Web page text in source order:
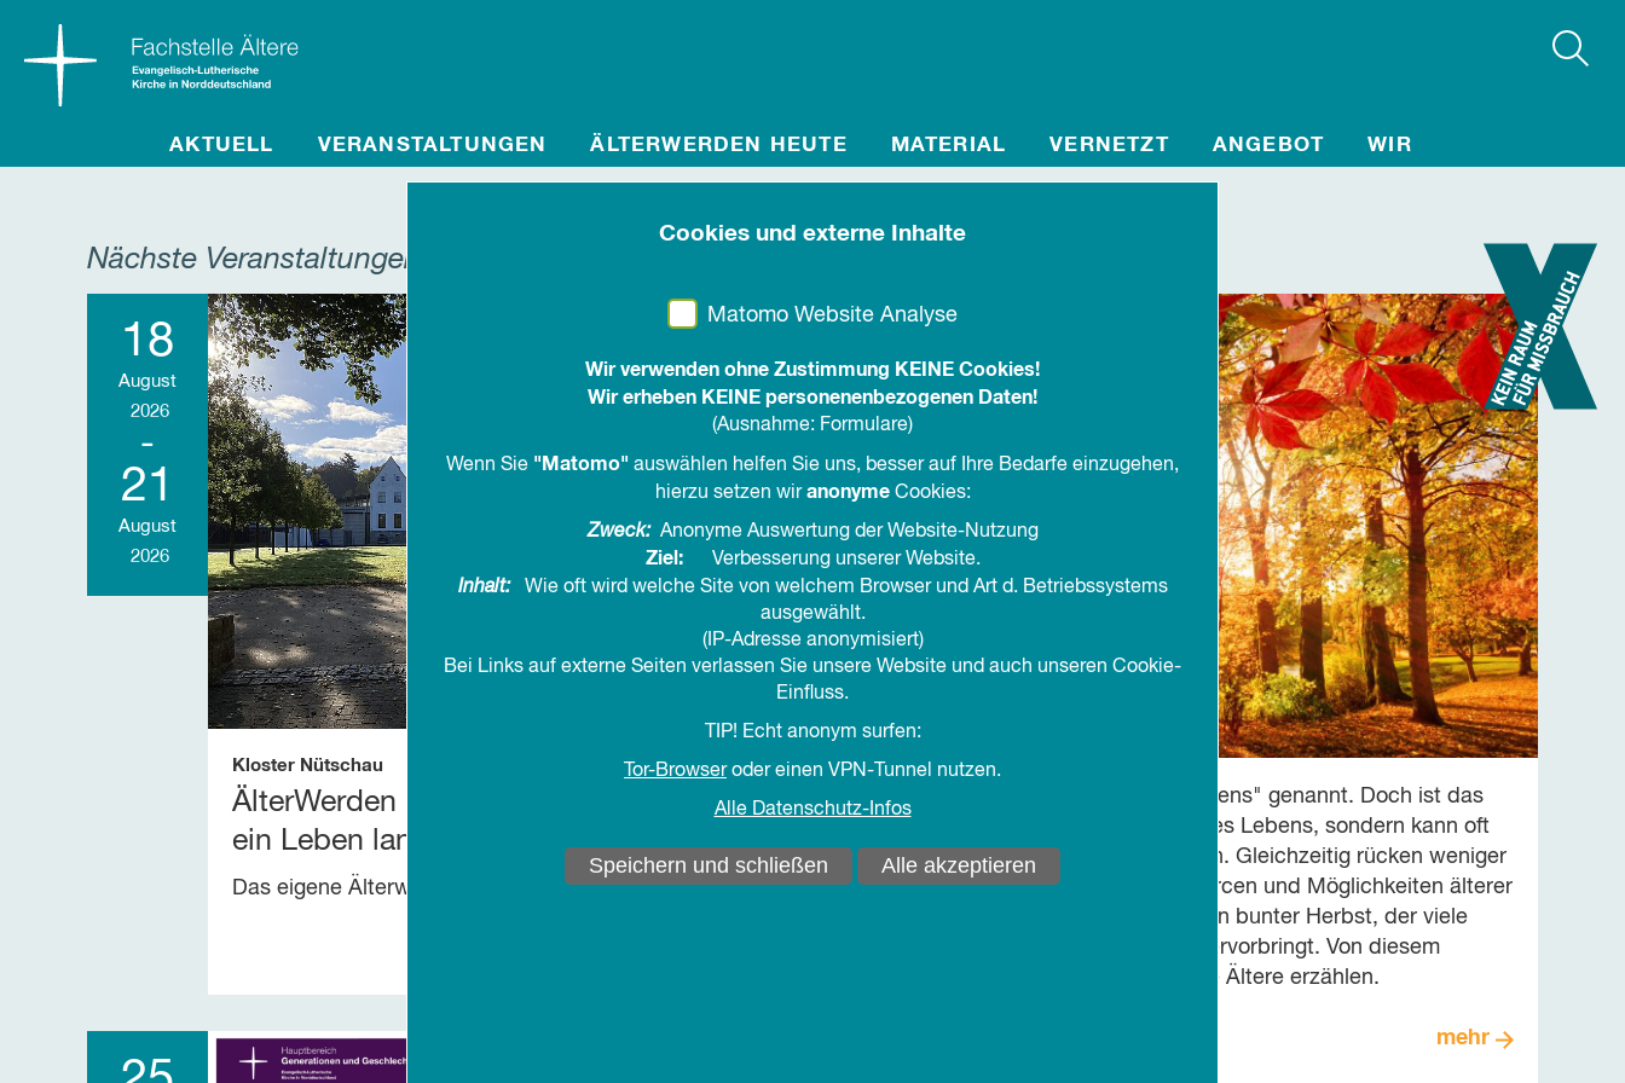
AKTUELL VERANSTALTUNGEN ÄLTERWERDEN HEUTE MATERIAL VERNETZT ANGEBOT WIR
Das Alter wird gern "Herbst des Lebens" genannt. Doch ist das
Alter schon lange nicht mehr Rest des Lebens, sondern kann oft
mehrere Lebensjahrzehnte umfassen. Gleichzeitig rücken weniger
die Defizite, als vielmehr die Ressourcen und Möglichkeiten älterer
Menschen in den Blick. Es ist also ein bunter Herbst, der viele
verschiedene, leuchtende Farben hervorbringt. Von diesem
Leuchten möchten wir als Fachstelle Ältere erzählen.
mehr
Nächste Veranstaltungen
18
August
2026
-
21
August
2026
Kloster Nütschau
ÄlterWerden - Wachsen und Werden
ein Leben lang
Das eigene Älterwerden in den Blick nehmen
Cookies und externe Inhalte
Matomo Website Analyse
Wir verwenden ohne Zustimmung KEINE Cookies!
Wir erheben KEINE personenenbezogenen Daten!
(Ausnahme: Formulare)
Wenn Sie "Matomo" auswählen helfen Sie uns, besser auf Ihre Bedarfe einzugehen,
hierzu setzen wiranonyme Cookies:
Zweck: Anonyme Auswertung der Website-Nutzung
Ziel: Verbesserung unserer Website.
Inhalt: Wie oft wird welche Site von welchem Browser und Art d. Betriebssystems
ausgewählt.
(IP-Adresse anonymisiert)
Bei Links auf externe Seiten verlassen Sie unsere Website und auch unseren Cookie-
Einfluss.
TIP! Echt anonym surfen:
Tor-Browseroder einen VPN-Tunnel nutzen.
Alle Datenschutz-Infos
Speichern und schließen Alle akzeptieren